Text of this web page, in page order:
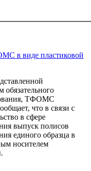
в виде пластиковой
ТФОМС
что в связи с
в сфере
выпуск полисов
единого образца в
носителем